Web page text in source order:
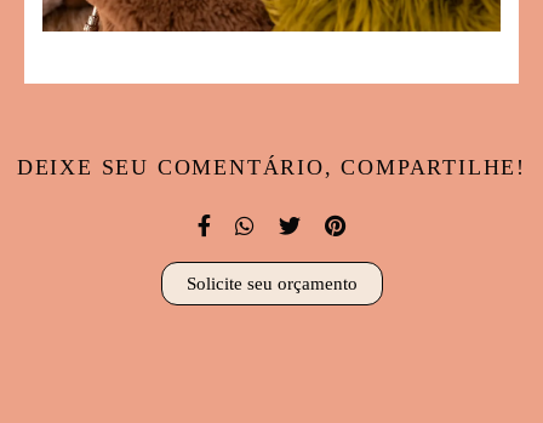
DEIXE SEU COMENTÁRIO, COMPARTILHE!
Solicite seu orçamento